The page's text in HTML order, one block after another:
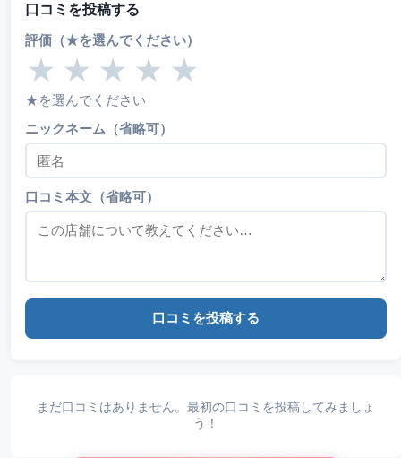
口コミを投稿する
評価（★を選んでください）
★ ★ ★ ★ ★
★を選んでください
ニックネーム（省略可）
口コミ本文（省略可）
口コミを投稿する
まだ口コミはありません。最初の口コミを投稿してみましょ
う！